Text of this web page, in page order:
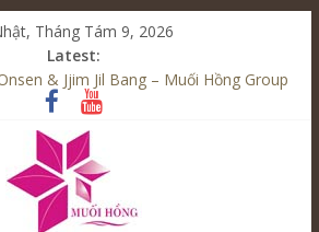
Tháng Tám 9, 2026
Latest:
& Jjim Jil Bang – Muối Hồng Group
Jil Bang Trong Mô Hình Spa – Muối
& Jjim Jil Bang Đà Nẵng Muối Hồng
Onsen – Kinh Doanh Chuẩn Sao –